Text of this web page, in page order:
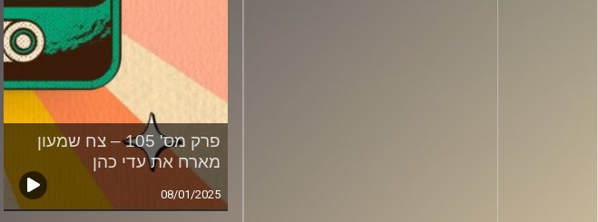
פרק מס' 105 – צח שמעון
מארח את עדי כהן
08/01/2025